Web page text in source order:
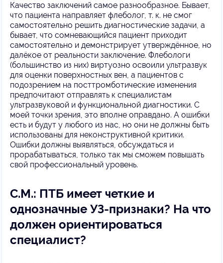
Качество заключений самое разнообразное. Бывает,
что пациента направляет флеболог, т. к. не смог
самостоятельно решить диагностические задачи, а
бывает, что сомневающийся пациент приходит
самостоятельно и демонстрирует утверждённое, но
далёкое от реальности заключение. Флебологи
(большинство из них) виртуозно освоили ультразвук
для оценки поверхностных вен, а пациентов с
подозрением на посттромботические изменения
предпочитают отправлять к специалистам
ультразвуковой и функциональной диагностики. С
моей точки зрения, это вполне оправдано. А ошибки
есть и будут у любого из нас, но они не должны быть
использованы для неконструктивной критики.
Ошибки должны выявляться, обсуждаться и
прорабатываться, только так мы сможем повышать
свой профессиональный уровень.
С.М.: ПТБ имеет четкие и
однозначные УЗ-признаки? На что
должен ориентироваться
специалист?